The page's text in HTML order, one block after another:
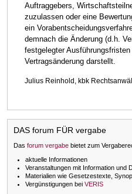
Auftraggebers,
zuzulassen oder eine
ein
demnach die Änderung (d.h.
festgelegter
Vertragsänderung darstellt.
Julius Reinhold, kbk
DAS forum FÜR vergabe
Das forum vergabe bietet zum
aktuelle Informationen
Veranstaltungen mit Information und
Materialien wie Gesetzestexte,
Vergünstigungen bei VERIS